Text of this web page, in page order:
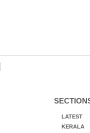
LATEST
KERALA